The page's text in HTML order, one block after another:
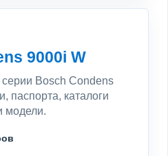
9000i W
Bosch Condens
паспорта, каталоги
модели.